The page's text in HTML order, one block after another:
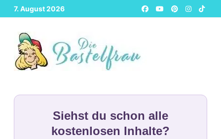
Zurück
zum
Inhalt
7. August 2026
Siehst du schon alle
kostenlosen Inhalte?